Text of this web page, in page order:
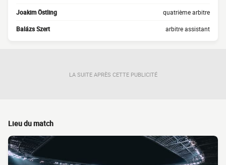
Joakim Östling quatrième arbitre
Balázs Szert arbitre assistant
LA SUITE APRÈS CETTE PUBLICITÉ
Lieu du match